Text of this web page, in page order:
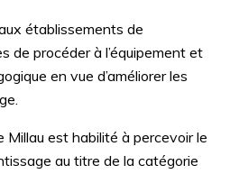
établissements de
de procéder à l’équipement et
en vue d’améliorer les
Millau est habilité à percevoir le
au titre de la catégorie